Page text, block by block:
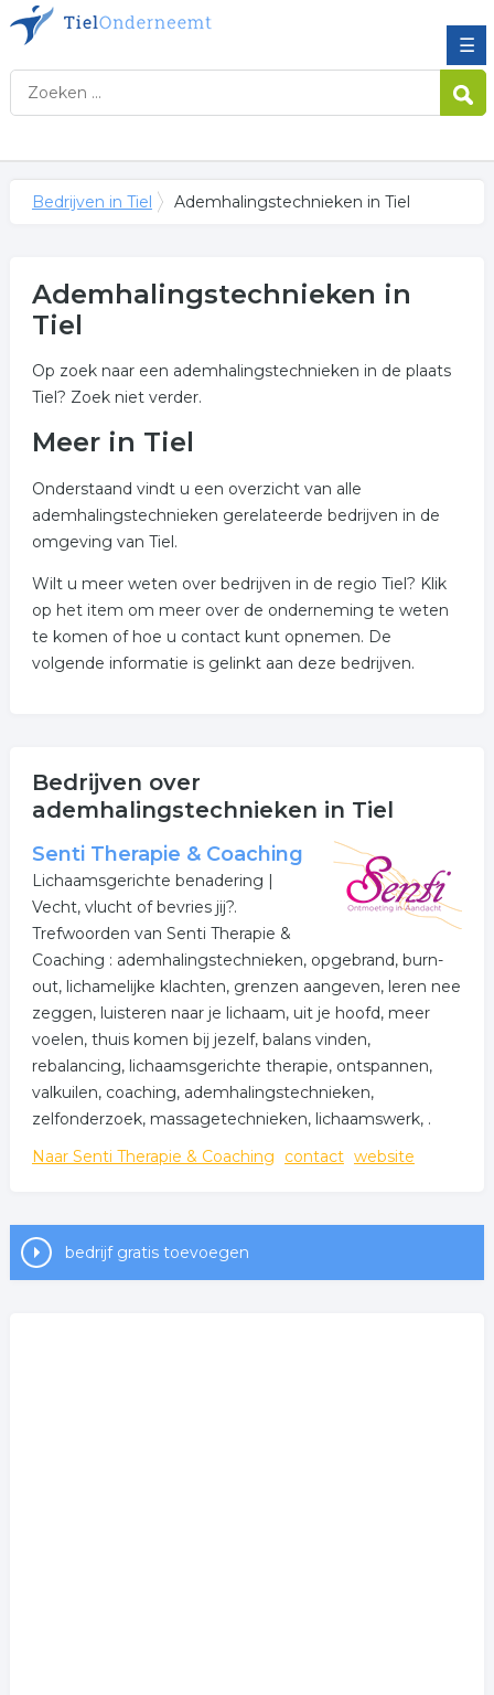
☰
Bedrijven in Tiel Ademhalingstechnieken in Tiel
Ademhalingstechnieken in
Tiel
Op zoek naar een ademhalingstechnieken in de plaats
Tiel? Zoek niet verder.
Meer in Tiel
Onderstaand vindt u een overzicht van alle
ademhalingstechnieken gerelateerde bedrijven in de
omgeving van Tiel.
Wilt u meer weten over bedrijven in de regio Tiel? Klik
op het item om meer over de onderneming te weten
te komen of hoe u contact kunt opnemen. De
volgende informatie is gelinkt aan deze bedrijven.
Bedrijven over
ademhalingstechnieken in Tiel
Senti Therapie & Coaching
Lichaamsgerichte benadering |
Vecht, vlucht of bevries jij?.
Trefwoorden van Senti Therapie &
Coaching : ademhalingstechnieken, opgebrand, burn-
out, lichamelijke klachten, grenzen aangeven, leren nee
zeggen, luisteren naar je lichaam, uit je hoofd, meer
voelen, thuis komen bij jezelf, balans vinden,
rebalancing, lichaamsgerichte therapie, ontspannen,
valkuilen, coaching, ademhalingstechnieken,
zelfonderzoek, massagetechnieken, lichaamswerk, .
Naar Senti Therapie & Coaching
contact website
bedrijf gratis toevoegen